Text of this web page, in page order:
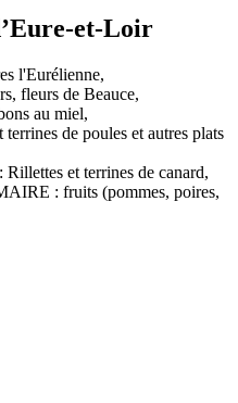
et-Loir
l'Eurélienne,
fleurs de Beauce,
au miel,
de poules et autres plats
et terrines de canard,
: fruits (pommes, poires,